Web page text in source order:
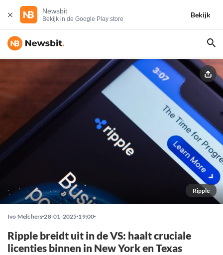
Newsbit
Bekijk in de Google Play store
Bekijk
Ripple
Ivo Melchers 28-01-2025 19:00
Ripple breidt uit in de VS: haalt cruciale
licenties binnen in New York en Texas